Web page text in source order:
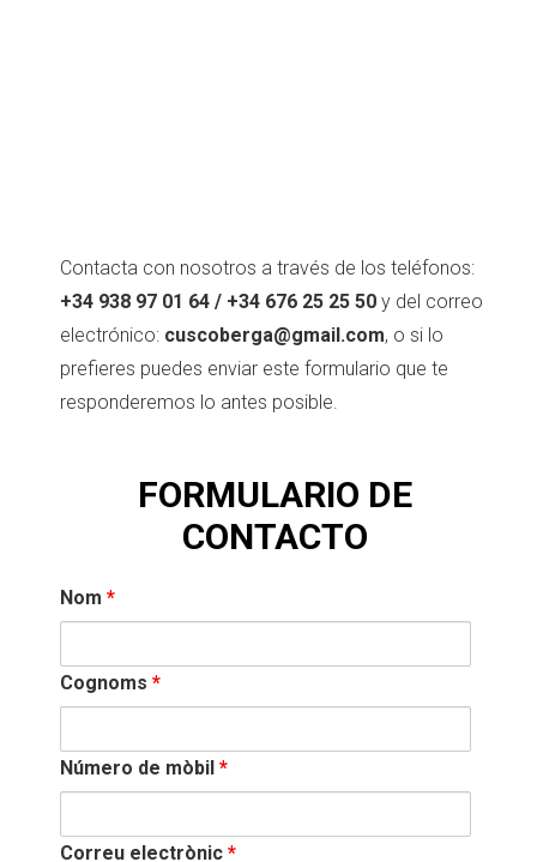
Contacta con nosotros a través de los teléfonos:
+34 938 97 01 64 / +34 676 25 25 50y del correo
electrónico: cuscoberga@gmail.com, o si lo
prefieres puedes enviar este formulario que te
responderemos lo antes posible.
FORMULARIO DE
CONTACTO
Nom *
Cognoms *
Número de mòbil *
Correu electrònic *